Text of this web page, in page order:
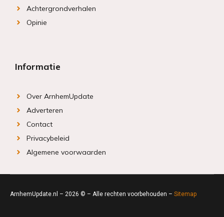
Achtergrondverhalen
Opinie
Informatie
Over ArnhemUpdate
Adverteren
Contact
Privacybeleid
Algemene voorwaarden
ArnhemUpdate.nl – 2026 © – Alle rechten voorbehouden – Sitemap